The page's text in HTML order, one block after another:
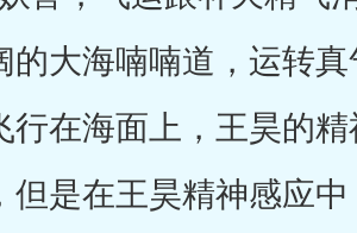
的大海喃喃道，运转
行在海面上，王昊的
但是在王昊精神感应